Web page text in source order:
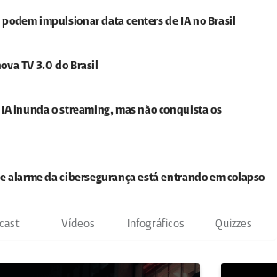
impulsionar data centers de IA no Brasil
TV 3.0 do Brasil
inunda o streaming, mas não conquista os
alarme da cibersegurança está entrando em colapso
Vídeos Infográficos Quizzes